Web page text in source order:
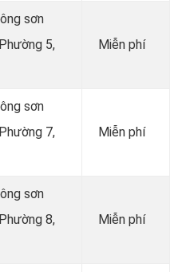
sơn
5,
Miễn phí
sơn
7,
Miễn phí
sơn
8,
Miễn phí